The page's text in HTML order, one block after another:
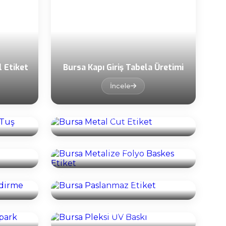
Etiket Bursa Kapı Giriş Tabela Üretimi
İncele
İncele
Bursa Metalize Folyo Baskes
Etiket
İncele
Bursa Paslanmaz Etiket
Bursa Pleksi UV Baskı
İncele
Bursa Şeffaf Etiket